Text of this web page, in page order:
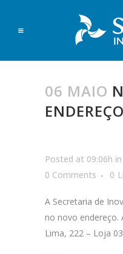
06 MAIO
ENDEREÇO
Posted at 09:06h in
0 Comments
0
A Secretaria de
no novo endereço.
Lima, 222 – Loja